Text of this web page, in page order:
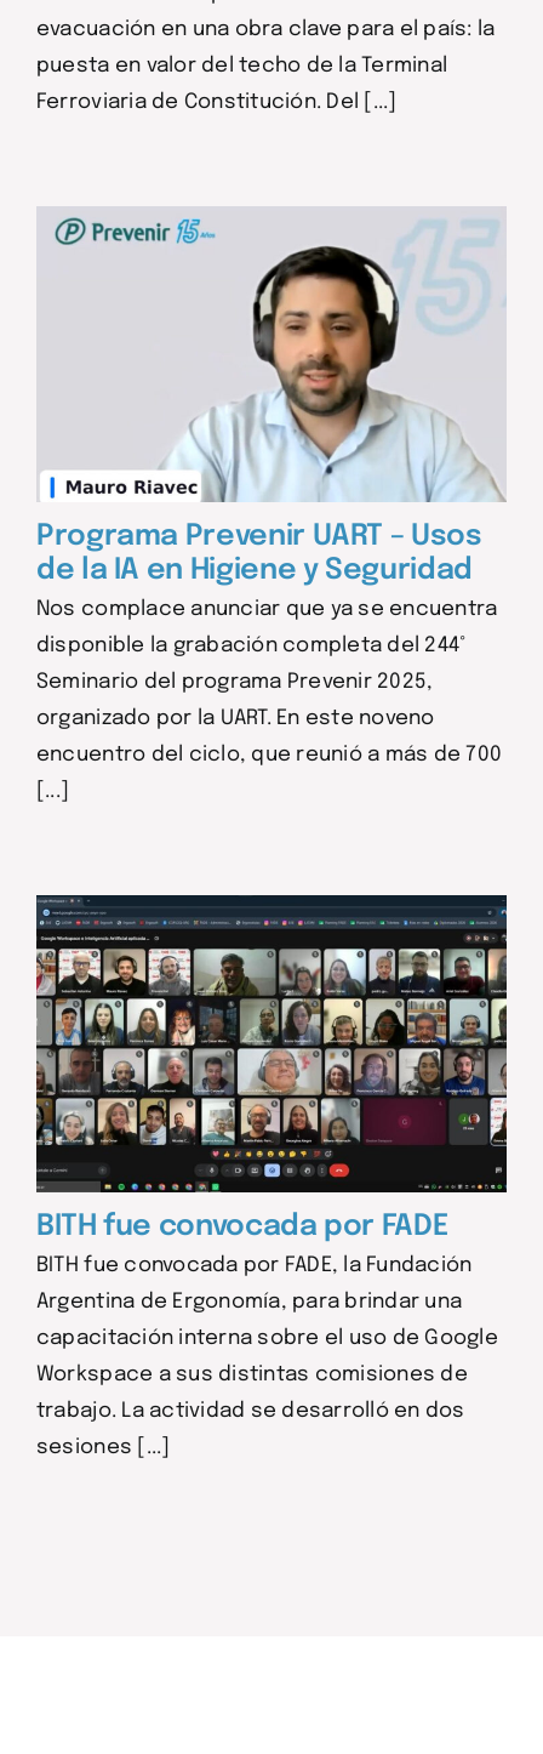
evacuación en una obra clave para el país: la
puesta en valor del techo de la Terminal
Ferroviaria de Constitución. Del [...]
Programa Prevenir UART – Usos
de la IA en Higiene y Seguridad
Nos complace anunciar que ya se encuentra
disponible la grabación completa del 244°
Seminario del programa Prevenir 2025,
organizado por la UART. En este noveno
encuentro del ciclo, que reunió a más de 700
[...]
BITH fue convocada por FADE
BITH fue convocada por FADE, la Fundación
Argentina de Ergonomía, para brindar una
capacitación interna sobre el uso de Google
Workspace a sus distintas comisiones de
trabajo. La actividad se desarrolló en dos
sesiones [...]